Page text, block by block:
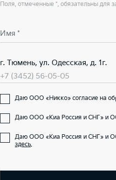
Поля, отмеченные *, обязательны для
Имя *
г. Тюмень, ул. Одесская, д. 1г.
+7 (3452) 56-05-05
Даю ООО «Никко» согласие на
Даю ООО «Киа Россия и СНГ» и
Даю ООО «Киа Россия и СНГ» и
здесь.